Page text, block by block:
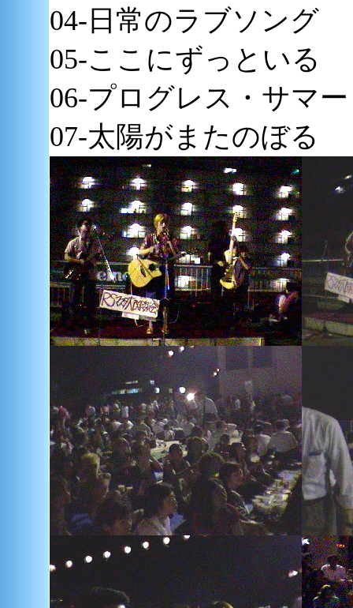
04-日常のラブソング
05-ここにずっといる
06-プログレス・サマー
07-太陽がまたのぼる